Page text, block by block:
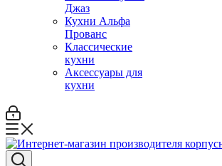
Джаз
Кухни Альфа
Прованс
Классические
кухни
Аксессуары для
кухни